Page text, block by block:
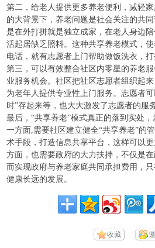
第二，给老人提供更多养老便利，减轻
的大背景下，养老问题是社会关注的共
是在外打拼就是独立成家，在老人身边
活起居缺乏照料。这种共享养老模式，
电话，就有志愿者上门帮助做饭洗衣，打
第三，可以有效整合社区内零星的养老
业服务机会。社区把社区志愿者组织起
为老年人提供专业性上门服务。志愿者
时”存起来等，也大大激发了志愿者的服
最后，“共享养老”模式真正的落到实处
一方面,需要社区建立健全“共享养老”的
术手段，打造信息共享平台，这样可以
方面，也需要政府的大力扶持，不仅是
而实现政府与养老家庭共同承担费用，
健康长远的发展。
收藏